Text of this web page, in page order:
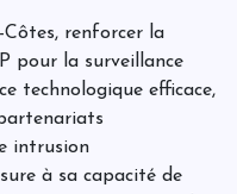
renforcer la
pour la surveillance
technologique efficace,
intrusion
à sa capacité de